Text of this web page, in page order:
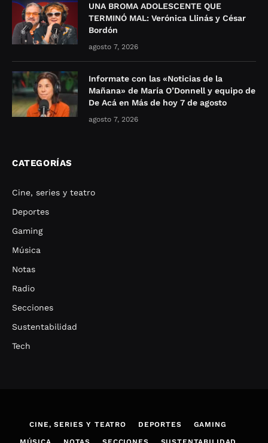
UNA BROMA ADOLESCENTE QUE
TERMINÓ MAL: Verónica Llinás y César
Bordón
agosto 7, 2026
Informate con las «Noticias de la
Mañana» de María O’Donnell y equipo de
De Acá en Más de hoy 7 de agosto
agosto 7, 2026
CATEGORÍAS
Cine, series y teatro
Deportes
Gaming
Música
Notas
Radio
Secciones
Sustentabilidad
Tech
CINE, SERIES Y TEATRO DEPORTES GAMING